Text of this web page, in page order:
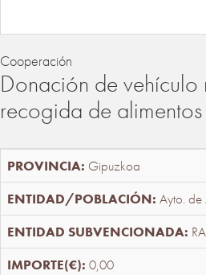
Cooperación
Donación de
recogida de alimentos
Gipuzkoa
Ayto. de
0,00